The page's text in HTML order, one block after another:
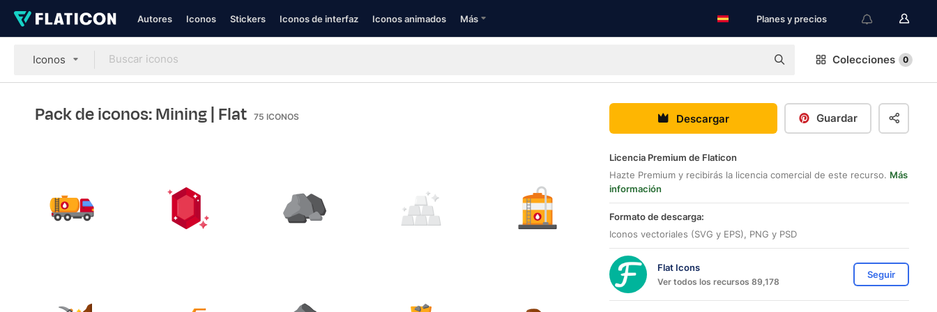
Autores Iconos Stickers Iconos de interfaz Iconos animados Más Planes y precios
Iconos Colecciones 0
Pack de iconos: Mining| Flat 75 ICONOS Descargar Guardar
Licencia Premium de Flaticon
Hazte Premium y recibirás la licencia comercial de este recurso. Más
información
Formato de descarga:
Iconos vectoriales (SVG y EPS), PNG y PSD
Flat Icons
Ver todos los recursos 89,178
Seguir